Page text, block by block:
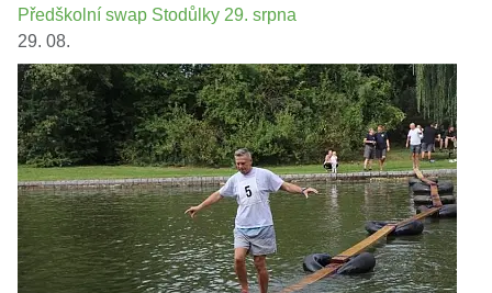
Předškolní swap Stodůlky 29. srpna
29. 08.